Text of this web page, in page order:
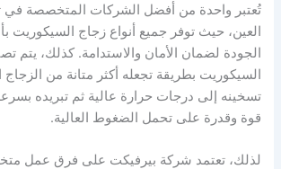
تُعتبر واحدة من أفضل الشركات المتخصصة
العين، حيث توفر جميع أنواع زجاج السيكوريت
الجودة لضمان الأمان والاستدامة. كذلك، يتم
السيكوريت بطريقة تجعله أكثر متانة من الزجاج
تسخينه إلى درجات حرارة عالية ثم تبريده
قوة وقدرة على تحمل الضغوط العالية.
لذلك، تعتمد شركة بيرفيكت على فرق عمل